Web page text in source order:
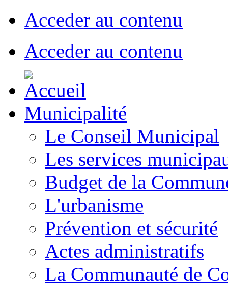
Acceder au contenu
Acceder au contenu
Municipalité
Le Conseil Municipal
Les services
Budget de la
L'urbanisme
Prévention et sécurité
Actes administratifs
La Communauté de